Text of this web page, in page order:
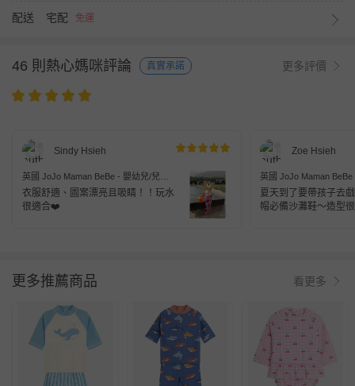
配送 宅配 免運
46 則熱心媽咪評論 真實承諾 更多評價
Sindy Hsieh
英國 JoJo Maman BeBe - 嬰幼兒/兒童
兩件式防曬泳裝-紅鶴
衣服舒適、圖案漂亮且吸睛！！玩水
很適合❤️
Zoe Hsieh
英國 JoJo Maman
兩件式防曬泳裝-紅鶴
夏天到了要帶孩子去
帽必備沙灘鞋～造型
更多推薦商品 看更多